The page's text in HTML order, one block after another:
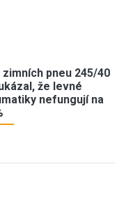
pneu 245/40
že levné
nefungují na